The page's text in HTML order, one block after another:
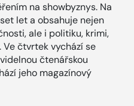
na showbyznys. Na
let a obsahuje nejen
ale i politiku, krimi,
čtvrtek vychází se
čtenářskou
jeho magazínový